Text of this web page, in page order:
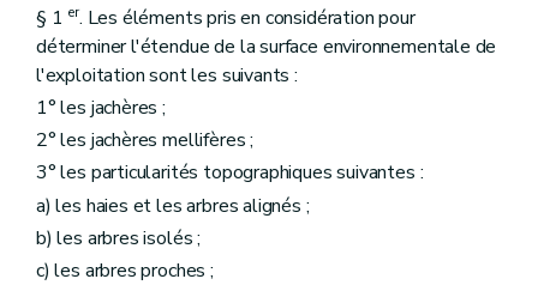
§ 1 er. Les éléments pris en considération pour
déterminer l'étendue de la surface environnementale de
l'exploitation sont les suivants :
1° les jachères ;
2° les jachères mellifères ;
3° les particularités topographiques suivantes :
a) les haies et les arbres alignés ;
b) les arbres isolés ;
c) les arbres proches ;